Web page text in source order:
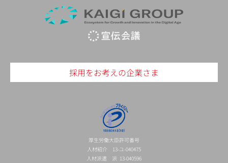
採用をお考えの企業さま
厚生労働大臣許可番号
人材紹介 13-ユ-040475
人材派遣 派 13-040596